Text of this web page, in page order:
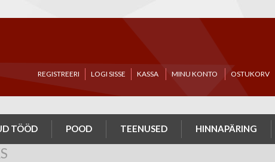
REGISTREERI LOGI SISSE KASSA MINU KONTO OSTUKORV
TÖÖD POOD TEENUSED HINNAPÄRING